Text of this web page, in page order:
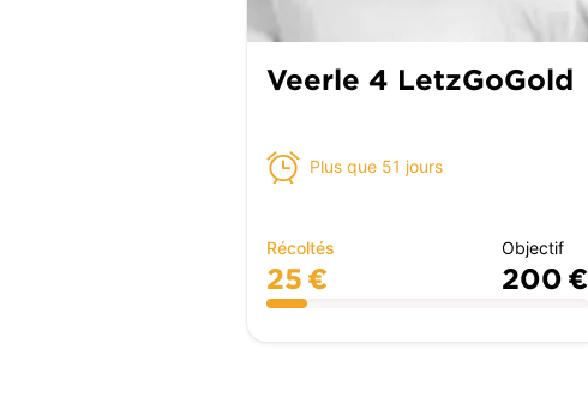
Veerle 4 LetzGoGold
Plus que 51 jours
Récoltés
25 €
Objectif
200 €